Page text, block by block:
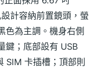
計容納前置鏡頭，螢
色為主調。機身右側
鍵；底部設有 USB
SIM 卡插槽；頂部則